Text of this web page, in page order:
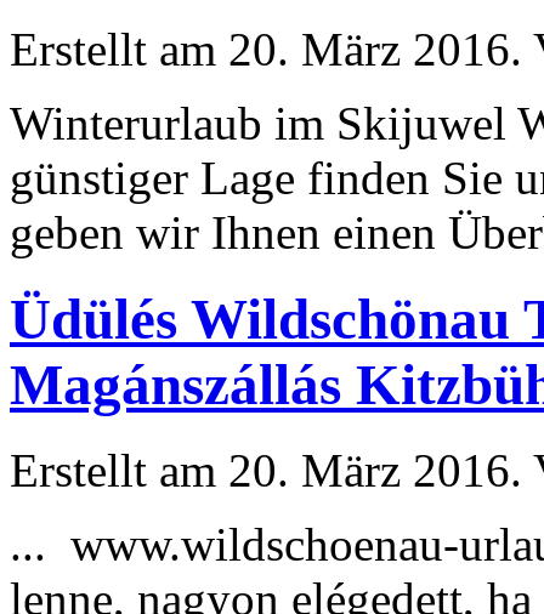
Erstellt am 20. März
Winterurlaub im Skijuwel
günstiger Lage finden Sie
geben wir Ihnen einen
Üdülés
Magánszállás
Erstellt am 20. März
... www.wildschoenau-
lenne, nagyon elégedett,